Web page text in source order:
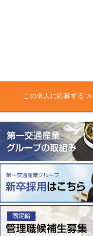
この求人に応募する ≫